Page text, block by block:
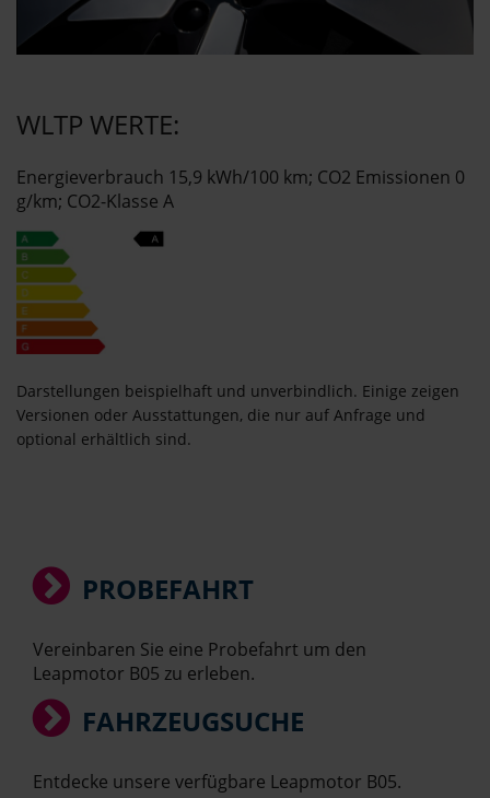
WLTP WERTE:
Energieverbrauch 15,9 kWh/100 km; CO2 Emissionen 0
g/km; CO2-Klasse A
Darstellungen beispielhaft und unverbindlich. Einige zeigen
Versionen oder Ausstattungen, die nur auf Anfrage und
optional erhältlich sind.
PROBEFAHRT
Vereinbaren Sie eine Probefahrt um den
Leapmotor B05 zu erleben.
FAHRZEUGSUCHE
Entdecke unsere verfügbare Leapmotor B05.